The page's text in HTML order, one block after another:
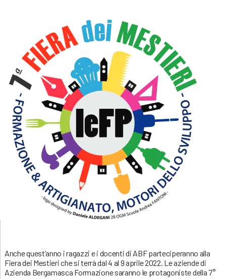
Anche quest’anno i ragazzi e i docenti di ABF parteciperanno alla
Fiera dei Mestieri che si terrà dal 4 al 9 aprile 2022. Le aziende di
Azienda Bergamasca Formazione saranno le protagoniste della 7°